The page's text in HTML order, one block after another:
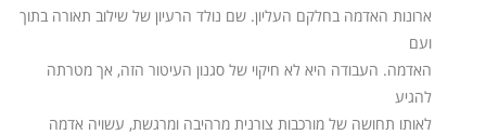
ארונות האדמה בחלקם העליון. שם נולד הרעיון של שילוב תאורה בתוך
ועם
האדמה. העבודה היא לא חיקוי של סגנון העיטור הזה, אך מטרתה
להגיע
לאותו תחושה של מורכבות צורנית מרהיבה ומרגשת, עשויה אדמה